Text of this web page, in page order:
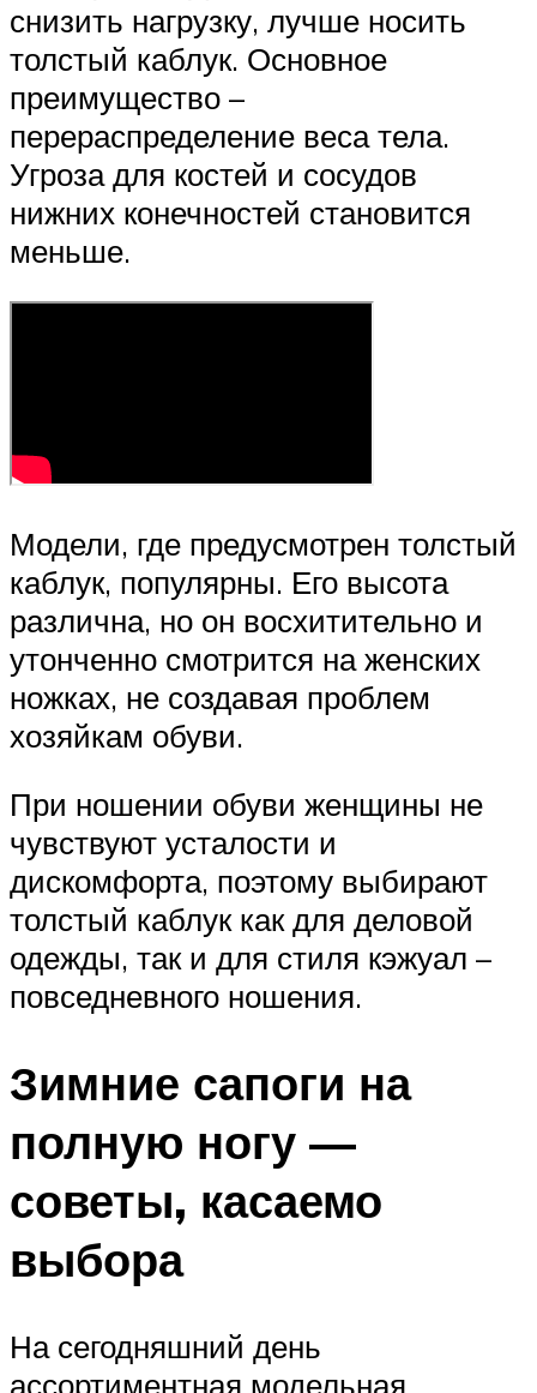
снизить нагрузку, лучше носить
толстый каблук. Основное
преимущество –
перераспределение веса тела.
Угроза для костей и сосудов
нижних конечностей становится
меньше.
Модели, где предусмотрен толстый
каблук, популярны. Его высота
различна, но он восхитительно и
утонченно смотрится на женских
ножках, не создавая проблем
хозяйкам обуви.
При ношении обуви женщины не
чувствуют усталости и
дискомфорта, поэтому выбирают
толстый каблук как для деловой
одежды, так и для стиля кэжуал –
повседневного ношения.
Зимние сапоги на
полную ногу —
советы, касаемо
выбора
На сегодняшний день
ассортиментная модельная